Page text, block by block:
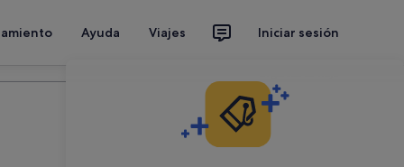
Ayuda Viajes Iniciar sesión